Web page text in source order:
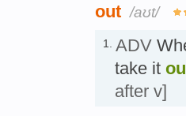
out /aʊt/
1. ADV
take it
after v]